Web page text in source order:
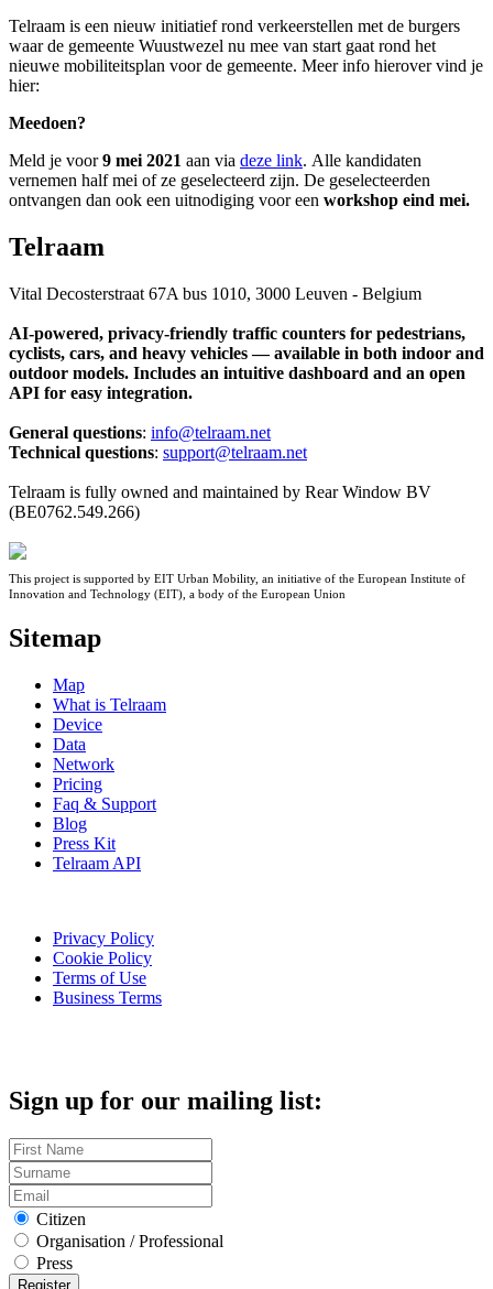
Telraam is een nieuw initiatief rond verkeerstellen met de burgers
waar de gemeente Wuustwezel nu mee van start gaat rond het
nieuwe mobiliteitsplan voor de gemeente. Meer info hierover vind je
hier:
Meedoen?
Meld je voor9 mei 2021 aan via deze link. Alle kandidaten
vernemen half mei of ze geselecteerd zijn. De geselecteerden
ontvangen dan ook een uitnodiging voor een workshop eind mei.
Telraam
Vital Decosterstraat 67A bus 1010, 3000 Leuven - Belgium
AI-powered, privacy-friendly traffic counters for pedestrians,
cyclists, cars, and heavy vehicles — available in both indoor and
outdoor models. Includes an intuitive dashboard and an open
API for easy integration.
General questions: info@telraam.net
Technical questions: support@telraam.net
Telraam is fully owned and maintained by Rear Window BV
(BE0762.549.266)
This project is supported by EIT Urban Mobility, an initiative of the European Institute of
Innovation and Technology (EIT), a body of the European Union
Sitemap
Map
What is Telraam
Device
Data
Network
Pricing
Faq & Support
Blog
Press Kit
Telraam API
Privacy Policy
Cookie Policy
Terms of Use
Business Terms
Sign up for our mailing list:
Citizen
Organisation / Professional
Press